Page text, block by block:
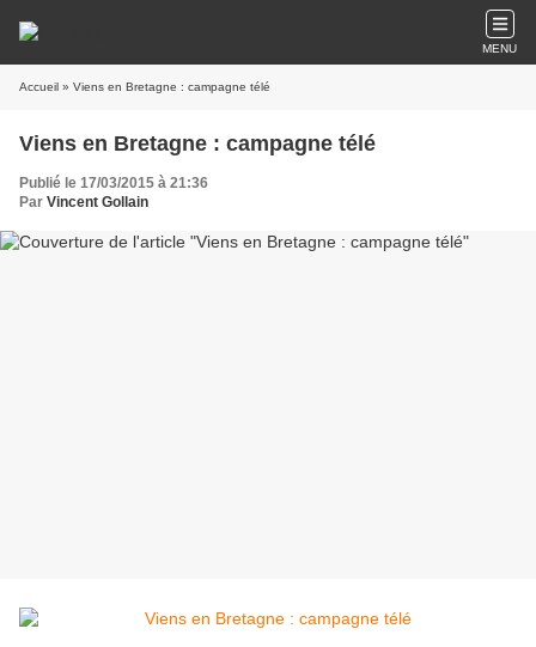
MENU
Accueil » Viens en Bretagne : campagne télé
Viens en Bretagne : campagne télé
Publié le 17/03/2015 à 21:36
Par Vincent Gollain